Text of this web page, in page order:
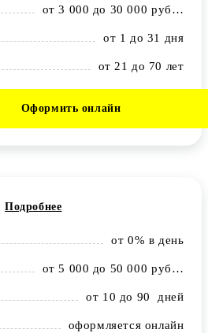
от 3 000 до 30 000 рублей
от 1 до 31 дня
от 21 до 70 лет
Оформить онлайн
Подробнее
от 0% в день
от 5 000 до 50 000 рублей
от 10 до 90 дней
оформляется онлайн